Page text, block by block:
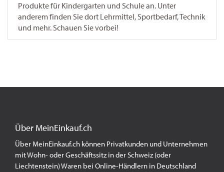
Produkte für Kindergarten und Schule an. Unter
anderem finden Sie dort Lehrmittel, Sportbedarf, Technik
und mehr. Schauen Sie vorbei!
Über MeinEinkauf.ch
Über MeinEinkauf.ch können Privatkunden und Unternehmen
mit Wohn- oder Geschäftssitz in der Schweiz (oder
Liechtenstein) Waren bei Online-Händlern in Deutschland